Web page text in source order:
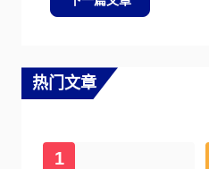
热门文章
1